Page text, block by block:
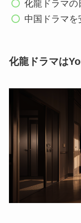
化龍ドラマの
中国ドラマを
化龍ドラマは